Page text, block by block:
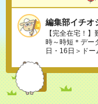
編集部イチオ
【完全在宅！
時～時短＊デー
日・16日＞ド